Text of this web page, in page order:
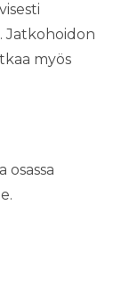
Jatkohoidon
myös
osassa